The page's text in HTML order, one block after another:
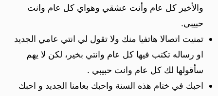
والأخير كل عام وأنت عشقي وهواي كل عام وانت
حبيبي.
تمنيت اتصالا هاتفيا منك ولا تقول لي انتي عامي الجديد
او رساله تكتب فيها كل عام وانتي بخير، لكن لا يهم
سأقولها لك كل عام وانت حبيبي .
احبك في ختام هذه السنة واحبك بعامنا الجديد و احبك